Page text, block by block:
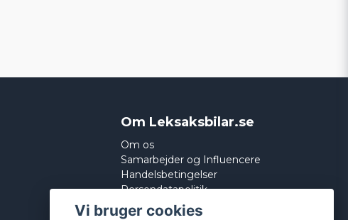
Om Leksaksbilar.se
Om os
Samarbejder og Influencere
Handelsbetingelser
Persondatapolitik
Cookies
Vi bruger cookies